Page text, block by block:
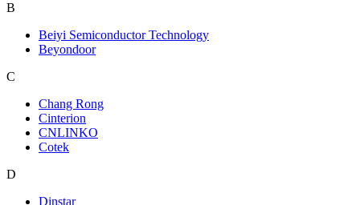
B
Beiyi Semiconductor Technology
Beyondoor
C
Chang Rong
Cinterion
CNLINKO
Cotek
D
Dinstar